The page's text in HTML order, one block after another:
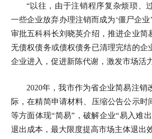
“以往，由于注销程序复杂烦琐、
一些企业放弃办理注销而成为‘僵尸企业
审批五科科长刘晓英介绍，推进企业简
无债权债务或债权债务已清理完结的企
企业进入，促进新陈代谢，激发市场活力
2020年，我市作为省企业简易注销
际，在精简申请材料、压缩公告公示时
等方面体现“简易”，破解企业“易入难
退出成本，最大限度提高市场主体退出